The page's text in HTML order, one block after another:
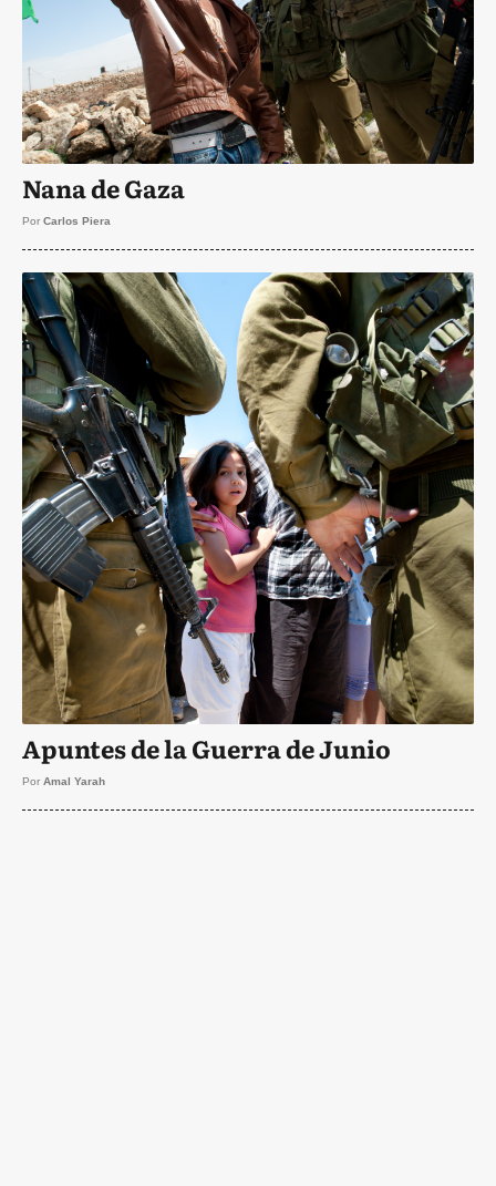
Nana de Gaza
Por Carlos Piera
Apuntes de la Guerra de Junio
Por Amal Yarah